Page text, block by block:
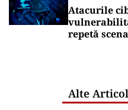
Atacurile
repetă
Alte